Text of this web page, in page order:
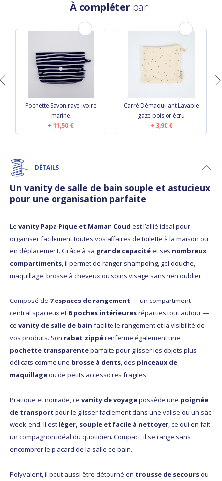
À compléter par :
Pochette Savon rayé ivoire
marine
11,50 €
Carré Démaquillant Lavable
gaze pois or écru
3,90 €
DÉTAILS
Un vanity de salle de bain souple et astucieux
pour une organisation parfaite
Le vanity Papa Pique et Maman Coud est l’allié idéal pour
organiser facilement toutes vos affaires de toilette à la maison ou
en déplacement. Grâce à sa grande capacitéet ses nombreux
compartiments, il permet de ranger shampoing, gel douche,
maquillage, brosse à cheveux ou soins visage sans rien oublier.
Composé de 7 espaces de rangement — un compartiment
central spacieux et 6 poches intérieuresréparties tout autour —
ce vanity de salle de bain facilite le rangement et la visibilité de
vos produits. Son rabat zippérenferme également une
pochette transparenteparfaite pour glisser les objets plus
délicats comme une brosse à dents, des pinceaux de
maquillageou de petits accessoires fragiles.
Pratique et nomade, ce vanity de voyagepossède une poignée
de transport pour le glisser facilement dans une valise ou un sac
week-end. Il est léger, souple et facile à nettoyer, ce qui en fait
un compagnon idéal du quotidien. Compact, il se range sans
encombrer le placard de la salle de bain.
Polyvalent, il peut aussi être détourné en trousse de secoursou